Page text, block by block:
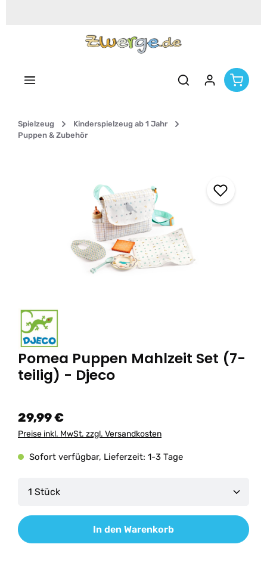
Spielzeug
Kinderspielzeug ab 1 Jahr
Puppen & Zubehör
Pomea Puppen Mahlzeit Set (7-
teilig) - Djeco
29,99 €
Preise inkl. MwSt. zzgl. Versandkosten
Sofort verfügbar, Lieferzeit: 1-3 Tage
Produkt Anzahl: Gib den gewünschten Wert
In den Warenkorb